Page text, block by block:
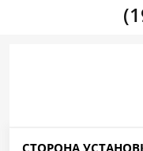
СТОРОНА